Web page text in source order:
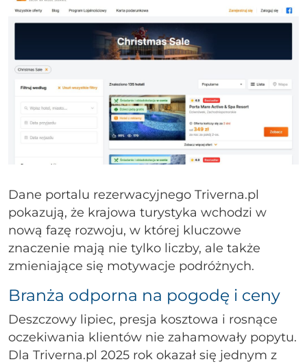
Dane portalu rezerwacyjnego Triverna.pl
pokazują, że krajowa turystyka wchodzi w
nową fazę rozwoju, w której kluczowe
znaczenie mają nie tylko liczby, ale także
zmieniające się motywacje podróżnych.
Branża odporna na pogodę i ceny
Deszczowy lipiec, presja kosztowa i rosnące
oczekiwania klientów nie zahamowały popytu.
Dla Triverna.pl 2025 rok okazał się jednym z